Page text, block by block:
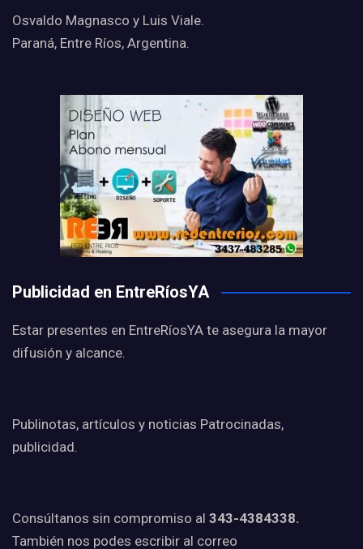
Osvaldo Magnasco y Luis Viale.
Paraná, Entre Ríos, Argentina.
Publicidad en EntreRíosYA
Estar presentes en EntreRíosYA te asegura la mayor
difusión y alcance.
Publinotas, artículos y noticias Patrocinadas,
publicidad.
Consúltanos sin compromiso al 343-4384338.
También nos podes escribir al correo